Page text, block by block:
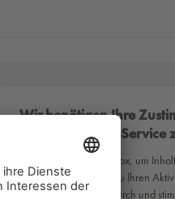
Wir benötigen Ihre
Mapbox-Service
Wir verwenden Mapbox, um
Service kann Daten zu Ihren
lesen Sie die Details durch und